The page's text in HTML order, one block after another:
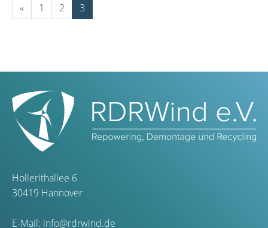
« 1 2 3
Hollerithallee 6
30419 Hannover
E-Mail: info@rdrwind.de